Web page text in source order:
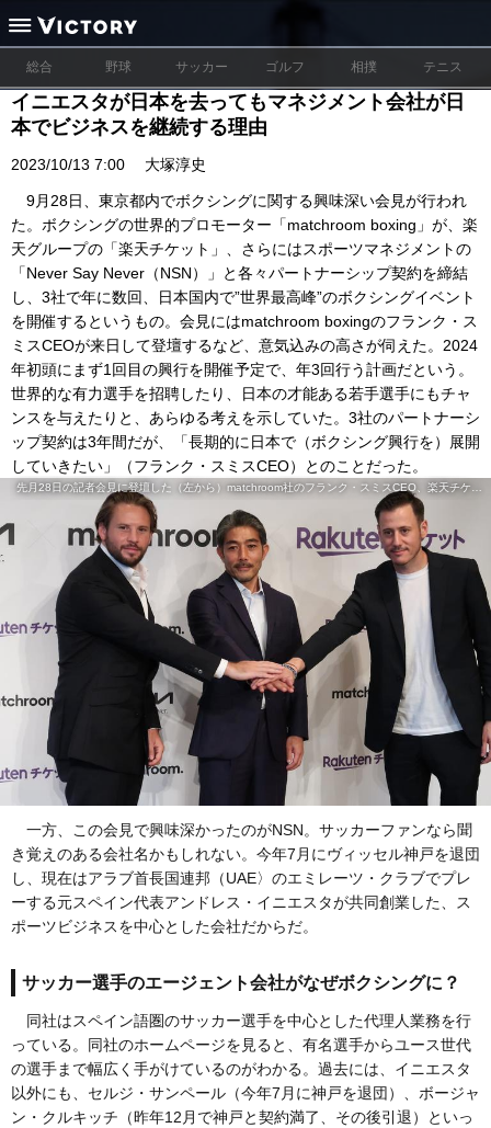
総合 野球 サッカー ゴルフ 相撲 テニス
イニエスタが日本を去ってもマネジメント会社が日
本でビジネスを継続する理由
2023/10/13 7:00 大塚淳史
9月28日、東京都内でボクシングに関する興味深い会見が行われ
た。ボクシングの世界的プロモーター「matchroom boxing」が、楽
天グループの「楽天チケット」、さらにはスポーツマネジメントの
「Never Say Never（NSN）」と各々パートナーシップ契約を締結
し、3社で年に数回、日本国内で”世界最高峰”のボクシングイベント
を開催するというもの。会見にはmatchroom boxingのフランク・ス
ミスCEOが来日して登壇するなど、意気込みの高さが伺えた。2024
年初頭にまず1回目の興行を開催予定で、年3回行う計画だという。
世界的な有力選手を招聘したり、日本の才能ある若手選手にもチャ
ンスを与えたりと、あらゆる考えを示していた。3社のパートナーシ
ップ契約は3年間だが、「長期的に日本で（ボクシング興行を）展開
していきたい」（フランク・スミスCEO）とのことだった。
先月28日の記者会見に登壇した（左から）matchroom社のフランク・スミスCEO、楽天チケットの梅本悦郎社長、NSN社のジョエル・ボラス社長
一方、この会見で興味深かったのがNSN。サッカーファンなら聞
き覚えのある会社名かもしれない。今年7月にヴィッセル神戸を退団
し、現在はアラブ首長国連邦（UAE〉のエミレーツ・クラブでプレ
ーする元スペイン代表アンドレス・イニエスタが共同創業した、ス
ポーツビジネスを中心とした会社だからだ。
サッカー選手のエージェント会社がなぜボクシングに？
同社はスペイン語圏のサッカー選手を中心とした代理人業務を行
っている。同社のホームページを見ると、有名選手からユース世代
の選手まで幅広く手がけているのがわかる。過去には、イニエスタ
以外にも、セルジ・サンペール（今年7月に神戸を退団）、ボージャ
ン・クルキッチ（昨年12月で神戸と契約満了、その後引退）といっ